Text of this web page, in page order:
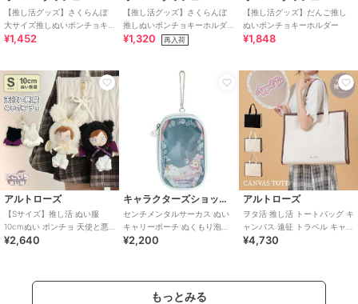
【推し活グッズ】さくらんぼ
大サイズ推しぬいポンチョキ
ーホルダー
¥1,452
【推し活グッズ】さくらんぼ
推しぬいポンチョキーホルダ
ー
¥1,320 再入荷
【推し活グッズ】だんご推し
ぬいポンチョキーホルダー
¥1,848
アルトローズ
【Sサイズ】推し活 ぬい服
10cmぬい ポンチョ 天使と悪
魔 キーホルダー
¥2,640
キャラクターズショップ ラフラフ
センチメンタルサーカス ぬい
キャリーポーチ ぬくもり泡沫
シャボンの夜に 推し活グッズ
¥2,200
アルトローズ
ヲタ活 推し活 トートバッグ キ
ャンバス 遠征 トラベル キャリ
ーオン
¥4,730
もっとみる